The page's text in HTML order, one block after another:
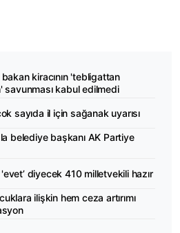
bakan kiracının 'tebligattan
savunması kabul edilmedi
sayıda il için sağanak uyarısı
belediye başkanı AK Partiye
diyecek 410 milletvekili hazır
ilişkin hem ceza artırımı